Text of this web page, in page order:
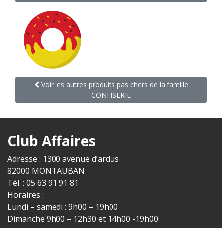
Voir les autres produits pas chers de la famille
CONFISERIE
Club Affaires
Adresse : 1300 avenue d’ardus
82000 MONTAUBAN
Tél. : 05 63 91 91 81
Horaires :
Lundi – samedi : 9h00 – 19h00
Dimanche 9h00 – 12h30 et 14h00 -19h00